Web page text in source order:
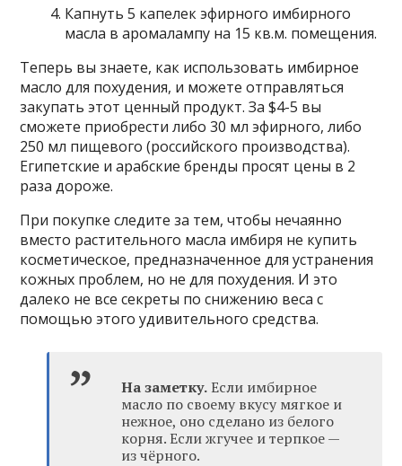
Капнуть 5 капелек эфирного имбирного
масла в аромалампу на 15 кв.м. помещения.
Теперь вы знаете, как использовать имбирное
масло для похудения, и можете отправляться
закупать этот ценный продукт. За $4-5 вы
сможете приобрести либо 30 мл эфирного, либо
250 мл пищевого (российского производства).
Египетские и арабские бренды просят цены в 2
раза дороже.
При покупке следите за тем, чтобы нечаянно
вместо растительного масла имбиря не купить
косметическое, предназначенное для устранения
кожных проблем, но не для похудения. И это
далеко не все секреты по снижению веса с
помощью этого удивительного средства.
На заметку.Если имбирное
масло по своему вкусу мягкое и
нежное, оно сделано из белого
корня. Если жгучее и терпкое —
из чёрного.